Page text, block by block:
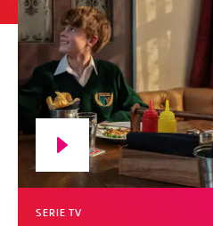
SERIE TV